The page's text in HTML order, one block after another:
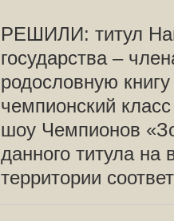
РЕШИЛИ: титул
государства –
родословную
чемпионский
шоу Чемпионов
данного титула на
территории